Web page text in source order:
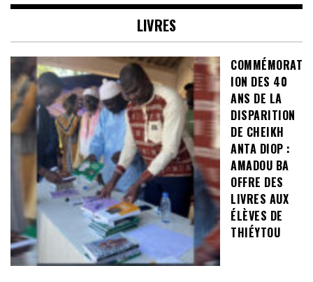
LIVRES
COMMÉMORAT
ION DES 40
ANS DE LA
DISPARITION
DE CHEIKH
ANTA DIOP :
AMADOU BA
OFFRE DES
LIVRES AUX
ÉLÈVES DE
THIÉYTOU